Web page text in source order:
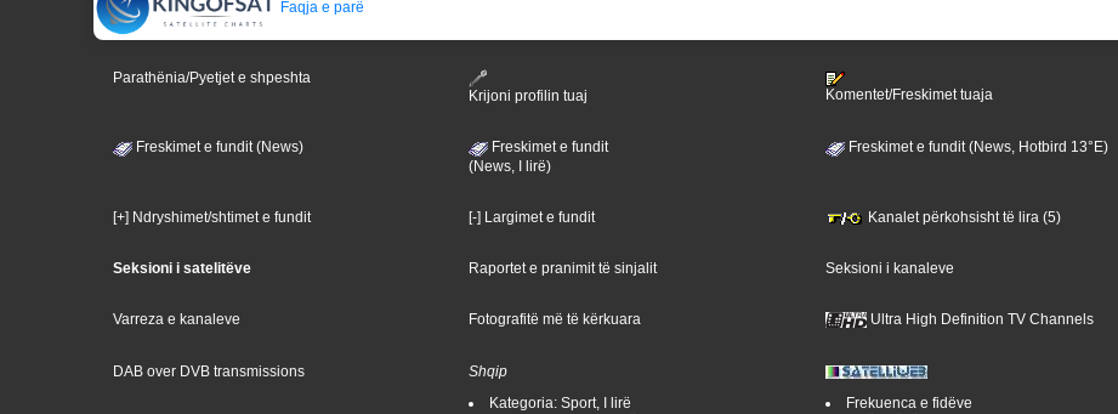
Faqja e parë
Parathënia/Pyetjet e shpeshta
Krijoni profilin tuaj
Komentet/Freskimet tuaja
Freskimet e fundit (News)
Freskimet e fundit
(News, I lirë)
Freskimet e fundit (News, Hotbird 13°E)
[+] Ndryshimet/shtimet e fundit [-] Largimet e fundit Kanalet përkohsisht të lira (5)
Seksioni i satelitëve Raportet e pranimit të sinjalit Seksioni i kanaleve
Varreza e kanaleve Fotografitë më të kërkuara Ultra High Definition TV Channels
DAB over DVB transmissions
Shqip
Kategoria: Sport, I lirë
Frekuenca e fidëve